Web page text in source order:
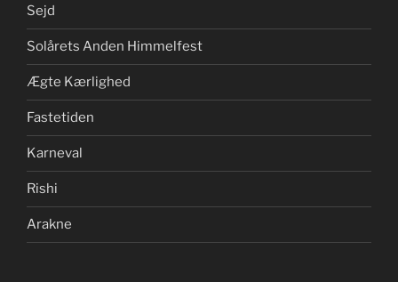
Sejd
Solårets Anden Himmelfest
Ægte Kærlighed
Fastetiden
Karneval
Rishi
Arakne